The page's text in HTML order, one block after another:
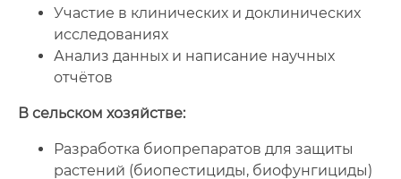
Участие в клинических и доклинических
исследованиях
Анализ данных и написание научных
отчётов
В сельском хозяйстве:
Разработка биопрепаратов для защиты
растений (биопестициды, биофунгициды)